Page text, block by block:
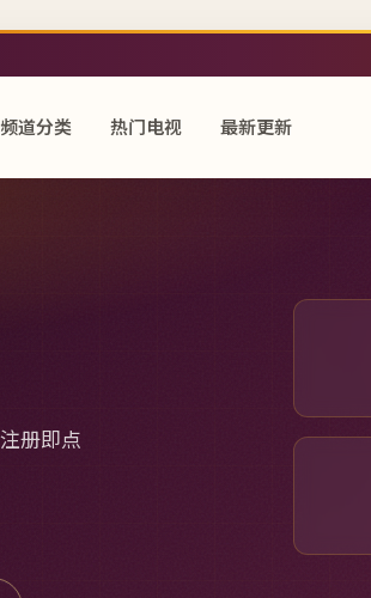
频道分类 热门电视 最新更新
册即点